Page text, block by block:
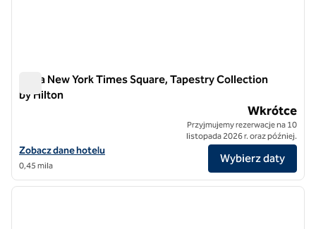
Ariya New York Times Square, Tapestry Collection
by Hilton
Ariya New York Times Square, Tapestry Collection by Hilton
Zobacz szczegóły hotelu Ariya New York Times Square, Tapestry
Zobacz dane hotelu
0,45 mila
Wkrótce
Przyjmujemy rezerwacje na 10
listopada 2026 r. oraz później.
Wybierz daty
1/12
1 z 12